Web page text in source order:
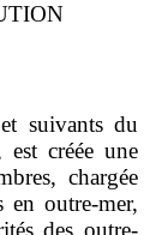
suivants du
est créée une
chargée
en outre-mer,
des outre-